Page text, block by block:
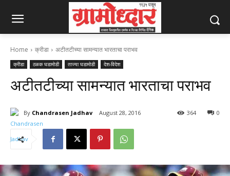
Home क्रीडा अटीतटीच्या सामन्यात भारताचा पराभव
क्रीडा ठळक घडामोडी ताज्या घडामोडी देश-विदेश
अटीतटीच्या सामन्यात भारताचा पराभव
By Chandrasen Jadhav August 28, 2016 0
364